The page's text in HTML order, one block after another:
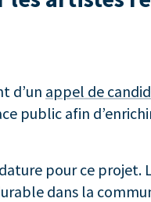
d’un appel de
public afin
pour ce projet.
dans la